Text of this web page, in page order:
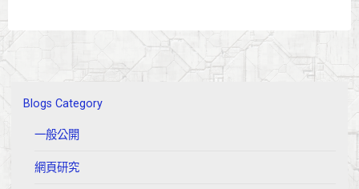
Blogs Category
一般公開
網頁研究